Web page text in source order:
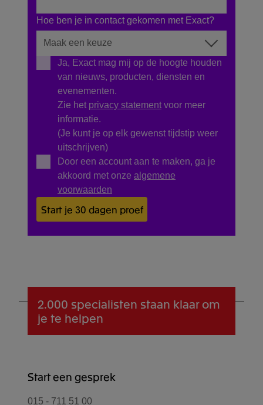
Hoe ben je in contact gekomen met Exact?
Ja, Exact mag mij op de hoogte houden
van nieuws, producten, diensten en
evenementen.
Zie het privacy statement voor meer
informatie.
(Je kunt je op elk gewenst tijdstip weer
uitschrijven)
Door een account aan te maken, ga je
akkoord met onze algemene
voorwaarden
Start je 30 dagen proef
2.000 specialisten staan klaar om
je te helpen
Start een gesprek
015 - 711 51 00